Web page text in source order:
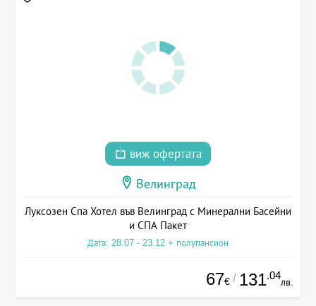
виж офертата
Велинград
Луксозен Спа Хотел във Велинград с Минерални Басейни
и СПА Пакет
Дата: 28.07 - 23.12 + полупансион
67€ / 131.04
лв.